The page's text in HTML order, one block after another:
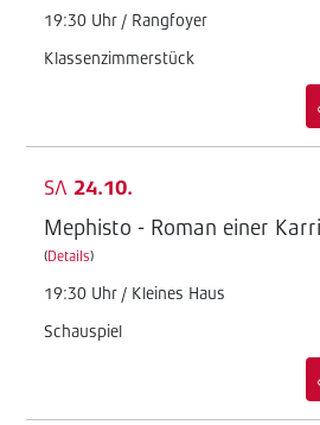
19:30 Uhr / Rangfoyer
Klassenzimmerstück
SA 24.10.
Mephisto - Roman einer
(Details)
19:30 Uhr / Kleines Haus
Schauspiel